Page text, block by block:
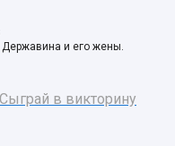
Державина и его жены.
Сыграй в викторину